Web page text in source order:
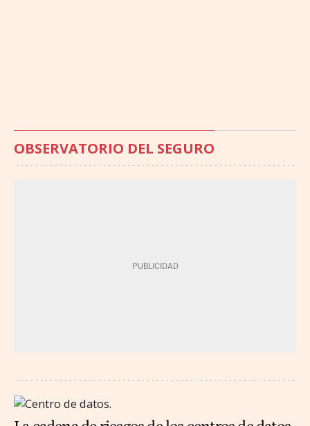
OBSERVATORIO DEL SEGURO